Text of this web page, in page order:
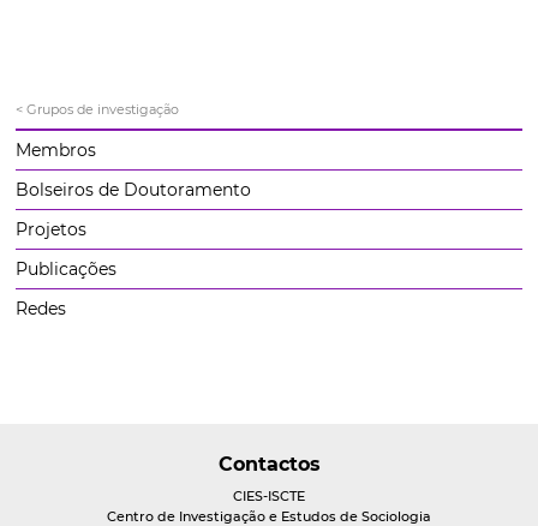
< Grupos de investigação
Membros
Bolseiros de Doutoramento
Projetos
Publicações
Redes
Contactos
CIES-ISCTE
Centro de Investigação e Estudos de Sociologia